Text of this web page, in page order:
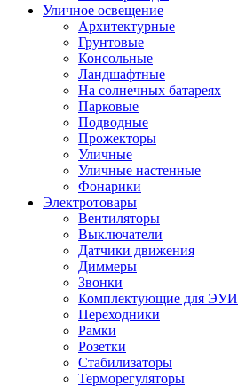
Уличное освещение
Архитектурные
Грунтовые
Консольные
Ландшафтные
На солнечных батареях
Парковые
Подводные
Прожекторы
Уличные
Уличные настенные
Фонарики
Электротовары
Вентиляторы
Выключатели
Датчики движения
Диммеры
Звонки
Комплектующие для ЭУИ
Переходники
Рамки
Розетки
Стабилизаторы
Терморегуляторы